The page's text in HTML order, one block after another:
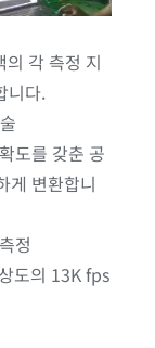
각 측정 지
니다.
도를 갖춘 공
게 변환합니
정
도의 13K fps